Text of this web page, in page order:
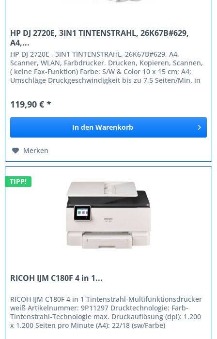
HP DJ 2720E, 3IN1 TINTENSTRAHL, 26K67B#629,
A4,...
HP DJ 2720E , 3IN1 TINTENSTRAHL, 26K67B#629, A4,
Scanner, WLAN, Farbdrucker. Drucken, Kopieren, Scannen,
( keine Fax-Funktion) Farbe: S/W & Color 10 x 15 cm; A4;
Umschläge Druckgeschwindigkeit bis zu 7,5 Seiten/Min. in
119,90 € *
In den Warenkorb
Merken
TIPP!
RICOH IJM C180F 4 in 1...
RICOH IJM C180F 4 in 1 Tintenstrahl-Multifunktionsdrucker
weiß Artikelnummer: 9P11297 Drucktechnologie: Farb-
Tintenstrahl-Technologie max. Druckauflösung (dpi): 1.200
x 1.200 Seiten pro Minute (A4): 22/18 (sw/Farbe)